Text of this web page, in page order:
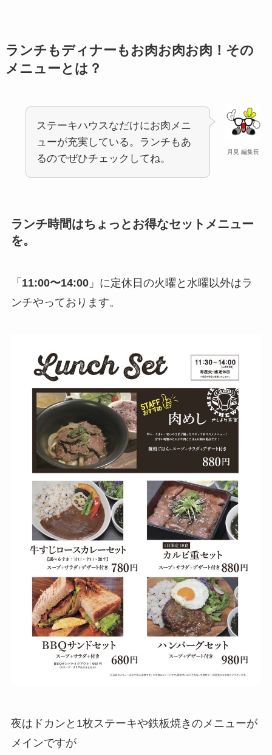
ランチもディナーもお肉お肉お肉！その
メニューとは？
月見 編集長
ステーキハウスなだけにお肉メニ
ューが充実している。ランチもあ
るのでぜひチェックしてね。
ランチ時間はちょっとお得なセットメニュー
を。
「 11:00〜14:00」に定休日の火曜と水曜以外はラ
ンチやっております。
夜はドカンと1枚ステーキや鉄板焼きのメニューが
メインですが